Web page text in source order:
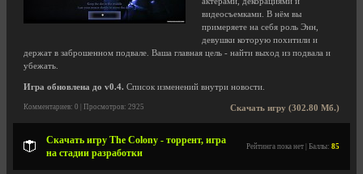
видеосъемками. В нём вы
примеряете на себя роль Энн,
девушки которую похитили и
держат в заброшенном подвале. Ваша главная цель - найти выход из подвала и
убежать.
Игра обновлена до v0.4. Список изменений внутри новости.
Скачать игру (302.80 Мб.)
Комментариев: 0 | Просмотров: 2925
Скачать игру The Colony - торрент, игра
на стадии разработки
Рейтинга пока нет | Баллы: 85